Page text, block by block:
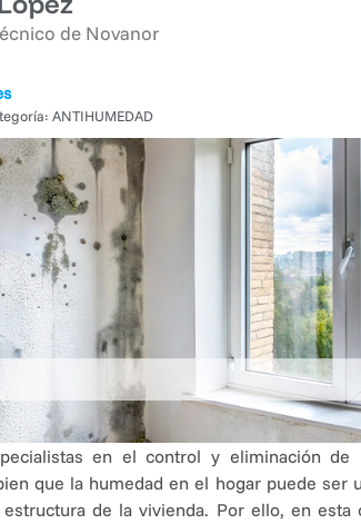
de Novanor
ANTIHUMEDAD
en el control y eliminación de
que la humedad en el hogar puede ser
de la vivienda. Por ello, en